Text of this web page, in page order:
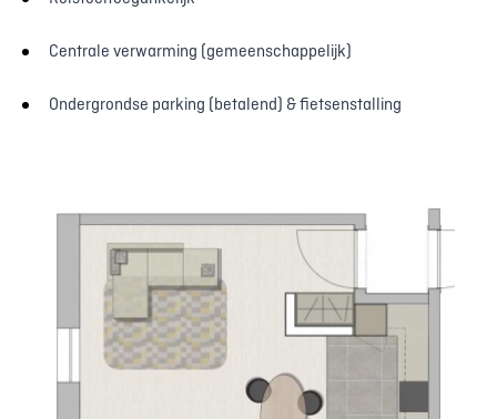
Centrale verwarming (gemeenschappelijk)
Ondergrondse parking (betalend) & fietsenstalling